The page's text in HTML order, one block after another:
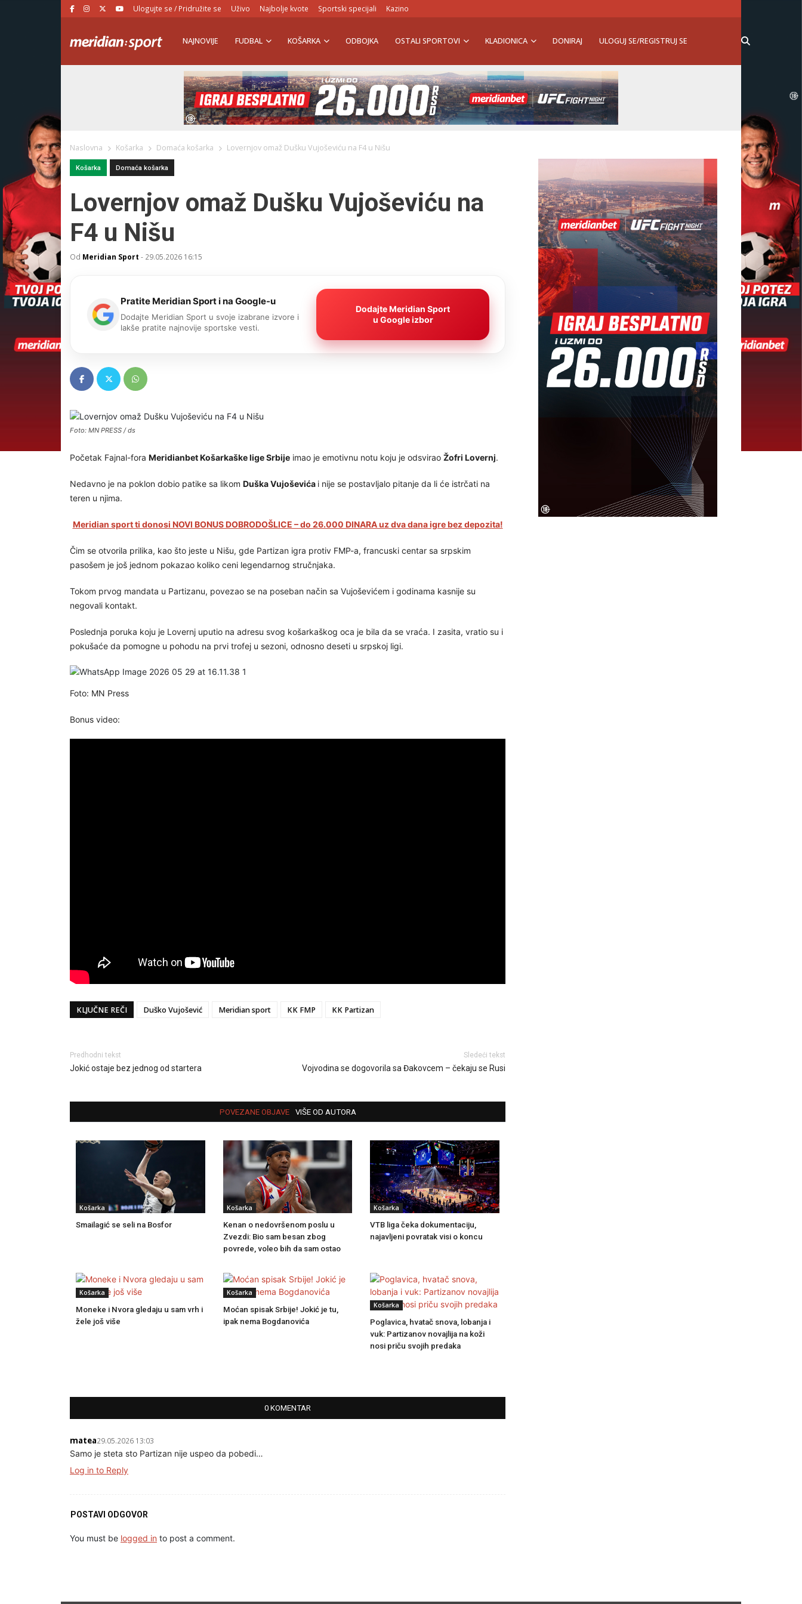
Ulogujte se / Pridružite se Uživo Najbolje kvote Sportski specijali Kazino
NAJNOVIJE FUDBAL KOŠARKA ODBOJKA OSTALI SPORTOVI KLADIONICA DONIRAJ ULOGUJ SE/REGISTRUJ SE
Naslovna Košarka Domaća košarka Lovernjov omaž Dušku Vujoševiću na F4 u Nišu
Košarka Domaća košarka
Lovernjov omaž Dušku Vujoševiću na
F4 u Nišu
Od Meridian Sport - 29.05.2026 16:15
Pratite Meridian Sport i na Google-u
Dodajte Meridian Sport u svoje izabrane izvore i
lakše pratite najnovije sportske vesti.
Dodajte Meridian Sport
u Google izbor
Foto: MN PRESS / ds
Početak Fajnal-fora Meridianbet Košarkaške lige Srbije imao je emotivnu notu koju je odsvirao Žofri Lovernj.
Nedavno je na poklon dobio patike sa likom Duška Vujoševića i nije se postavljalo pitanje da li će istrčati na
teren u njima.
Meridian sport ti donosi NOVI BONUS DOBRODOŠLICE – do 26.000 DINARA uz dva dana igre bez depozita!
Čim se otvorila prilika, kao što jeste u Nišu, gde Partizan igra protiv FMP-a, francuski centar sa srpskim
pasošem je još jednom pokazao koliko ceni legendarnog stručnjaka.
Tokom prvog mandata u Partizanu, povezao se na poseban način sa Vujoševićem i godinama kasnije su
negovali kontakt.
Poslednja poruka koju je Lovernj uputio na adresu svog košarkaškog oca je bila da se vraća. I zasita, vratio su i
pokušaće da pomogne u pohodu na prvi trofej u sezoni, odnosno deseti u srpskoj ligi.
Foto: MN Press
Bonus video:
KLJUČNE REČI Duško Vujošević Meridian sport KK FMP KK Partizan
Predhodni tekst
Jokić ostaje bez jednog od startera
Sledeći tekst
Vojvodina se dogovorila sa Đakovcem – čekaju se Rusi
POVEZANE OBJAVE VIŠE OD AUTORA
Košarka
Smailagić se seli na Bosfor
Košarka
Kenan o nedovršenom poslu u
Zvezdi: Bio sam besan zbog
povrede, voleo bih da sam ostao
Košarka
VTB liga čeka dokumentaciju,
najavljeni povratak visi o koncu
Košarka
Moneke i Nvora gledaju u sam vrh i
žele još više
Košarka
Moćan spisak Srbije! Jokić je tu,
ipak nema Bogdanovića
Košarka
Poglavica, hvatač snova, lobanja i
vuk: Partizanov novajlija na koži
nosi priču svojih predaka
0 KOMENTAR
matea29.05.2026 13:03
Samo je steta sto Partizan nije uspeo da pobedi…
Log in to Reply
POSTAVI ODGOVOR
You must be logged in to post a comment.